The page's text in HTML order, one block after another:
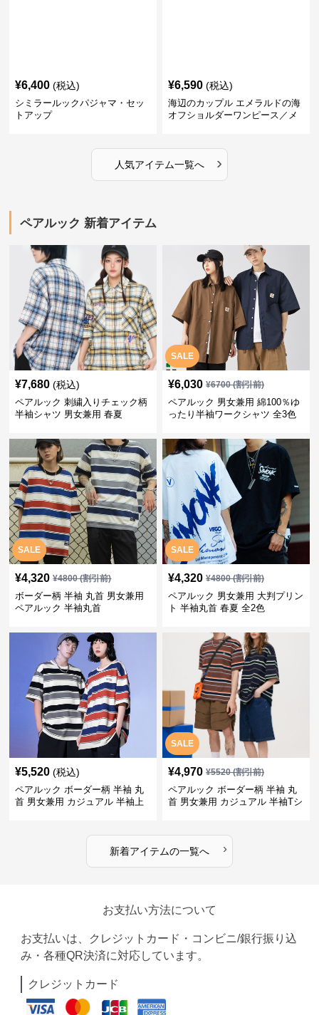
¥6,400 (税込)
シミラールックパジャマ・セッ
トアップ
¥6,590 (税込)
海辺のカップル エメラルドの海
オフショルダーワンピース／メ
人気アイテム一覧へ ›
ペアルック 新着アイテム
¥7,680 (税込)
ペアルック 刺繍入りチェック柄
半袖シャツ 男女兼用 春夏
SALE
¥6,030 ¥6700(割引前)
ペアルック 男女兼用 綿100％ゆ
ったり半袖ワークシャツ 全3色
SALE
¥4,320 ¥4800(割引前)
ボーダー柄 半袖 丸首 男女兼用
ペアルック 半袖丸首
SALE
¥4,320 ¥4800(割引前)
ペアルック 男女兼用 大判プリン
ト 半袖丸首 春夏 全2色
¥5,520 (税込)
ペアルック ボーダー柄 半袖 丸
首 男女兼用 カジュアル 半袖上
SALE
¥4,970 ¥5520(割引前)
ペアルック ボーダー柄 半袖 丸
首 男女兼用 カジュアル 半袖Tシ
新着アイテムの一覧へ ›
お支払い方法について
お支払いは、クレジットカード・コンビニ/銀行振り込
み・各種QR決済に対応しています。
クレジットカード